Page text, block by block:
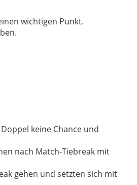
wichtigen Punkt.
keine Chance und
nach Match-Tiebreak mit
gehen und setzten sich mit